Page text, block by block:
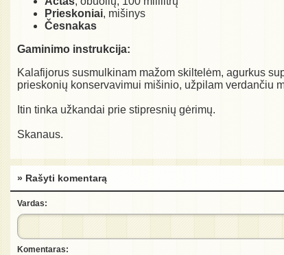
Prieskoniai, mišinys
Česnakas
Gaminimo instrukcija:
Kalafijorus susmulkinam mažom skiltelėm, agurkus
prieskonių konservavimui mišinio, užpilam verdančiu
Itin tinka užkandai prie stipresnių gėrimų.
Skanaus.
» Rašyti komentarą
Vardas:
Komentaras: